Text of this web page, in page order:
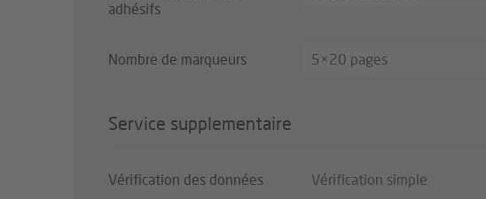
adhésifs
Nombre de marqueurs 5×20 pages
Service supplementaire
Vérification des données Vérification simple